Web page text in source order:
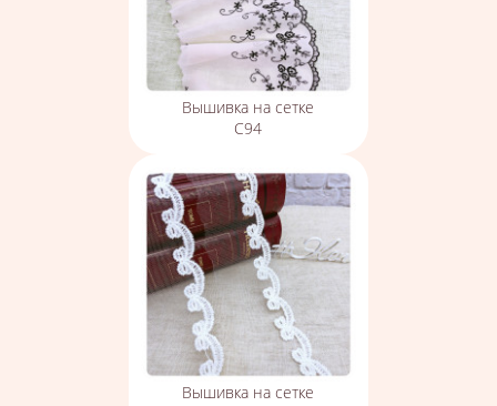
Вышивка на сетке
С94
Вышивка на сетке